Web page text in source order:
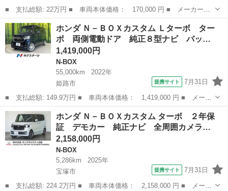
■ 支払総額: 22万円 ■ 車両本体価格： 170,000 円 ■ メーカー
名： ホンダ ■ 車種名： Ｎ－ＢＯＸ ■ グレード名： Ｇ 左右
Ｐスラスマートキー ■ 排気量： 660cc ■ ドア枚数： 5D ■ ミッ
シ...
大阪 堺市 N-BOX
ホンダ Ｎ－ＢＯＸカスタム Ｌターボ ター
ボ 両側電動ドア 純正８型ナビ バッ…
1,419,000円
N-BOX
55,000km
2022年
姫路市
提携サイト 7月31日
■ 支払総額: 149.9万円 ■ 車両本体価格： 1,419,000 円 ■ メーカ
ー名： ホンダ ■ 車種名： Ｎ－ＢＯＸカスタム ■ グレード
名： Ｌターボ ターボ 両側電動ドア 純正８型ナビ バックカメ
ラ 衝突軽減...
兵庫 姫路市 N-BOX
ホンダ Ｎ－ＢＯＸカスタム ターボ ２年保
証 デモカー 純正ナビ 全周囲カメラ…
2,158,000円
N-BOX
5,286km
2025年
宝塚市
提携サイト 7月31日
■ 支払総額: 224.2万円 ■ 車両本体価格： 2,158,000 円 ■ メーカ